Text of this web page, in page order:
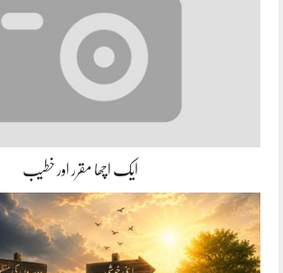
ایک اچھا مقرر اور خطیب